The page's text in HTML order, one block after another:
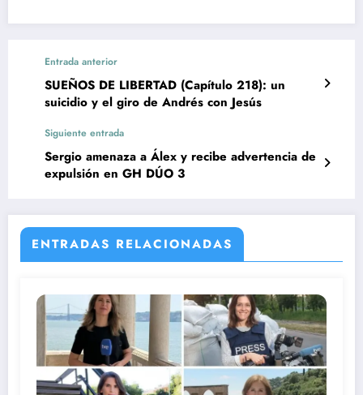
Entrada anterior
SUEÑOS DE LIBERTAD (Capítulo 218): un
suicidio y el giro de Andrés con Jesús
Siguiente entrada
Sergio amenaza a Álex y recibe advertencia de
expulsión en GH DÚO 3
ENTRADAS RELACIONADAS